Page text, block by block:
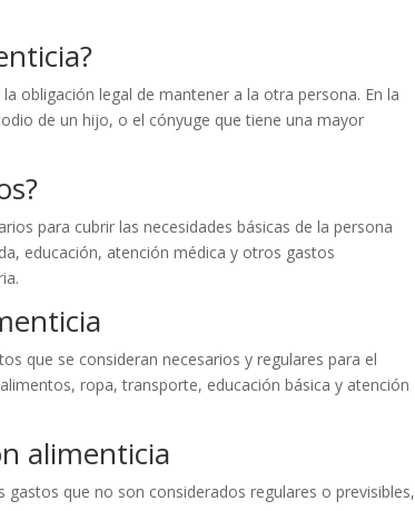
obligación legal de mantener a la otra persona. En la
de un hijo, o el cónyuge que tiene una mayor
para cubrir las necesidades básicas de la persona
educación, atención médica y otros gastos
que se consideran necesarios y regulares para el
ropa, transporte, educación básica y atención
alimenticia
que no son considerados regulares o previsibles,